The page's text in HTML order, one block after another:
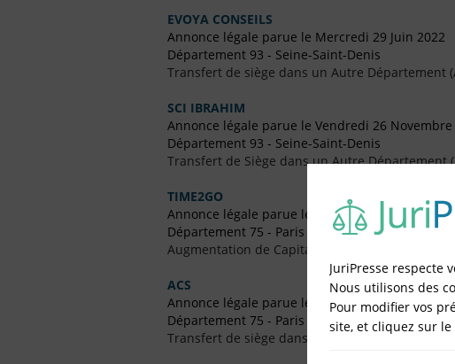
EVOYA CONSEILS
Annonce légale parue le Mercredi 29 Juin 2022
Département 93 - Seine-Saint-Denis
Transfert de siège dans un Autre Département
SCI IBRAHIM
Annonce légale parue le Vendredi 26 Novembre
Département 93 - Seine-Saint-Denis
Transfert de Siège dans un Autre Département
TIME2GO
Annonce légale parue le Vendredi 27 Juillet 2018
Département 75 - Paris
Augmentation de Capital
ACS
Annonce légale parue le Vendredi 29 Avril 2016
Département 75 - Paris
Transfert de siège dans le Même Département
JuriPresse respecte
Nous utilisons des
Pour modifier vos
site, et cliquez sur